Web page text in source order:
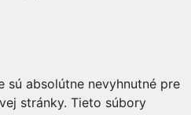
sú absolútne nevyhnutné pre
stránky. Tieto súbory